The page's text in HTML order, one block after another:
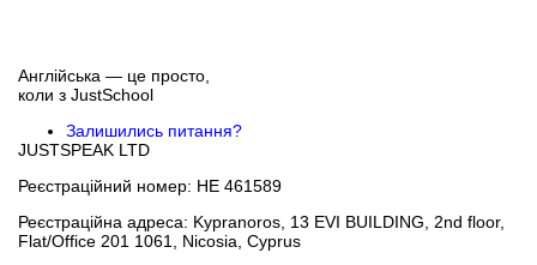
Англійська — це просто,
коли з JustSchool
Залишились питання?
JUSTSPEAK LTD
Реєстраційний номер: HE 461589
Реєстраційна адреса: Kypranoros, 13 EVI BUILDING, 2nd floor,
Flat/Office 201 1061, Nicosia, Cyprus